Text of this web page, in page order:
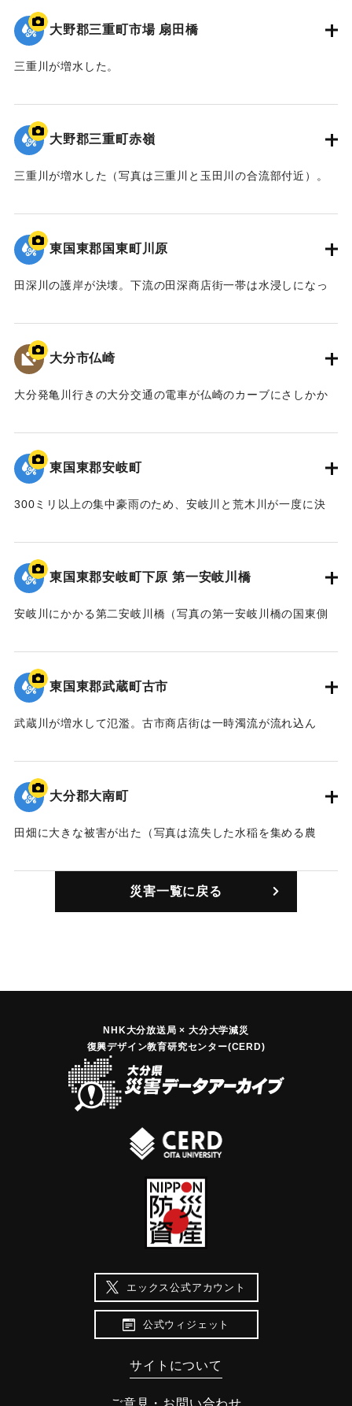
大野郡三重町市場 扇田橋
三重川が増水した。
｜固有コード:00679007
大野郡三重町赤嶺
三重川が増水した（写真は三重川と玉田川の合流部付近）。
｜固有コード:00679008
東国東郡国東町川原
田深川の護岸が決壊。下流の田深商店街一帯は水浸しになっ
った。写真は住宅のすぐ側まで護岸が削られた様子（国東町
内で撮影）。
【出典：大分合同新聞 1961年10月28日朝刊6面】
大分市仏崎
大分発亀川行きの大分交通の電車が仏崎のカーブにさしかか
100立方メートルにわたって崩れ落ちた。車両の前方の一部を
残して電車は埋まったため、乗客70人中、死者31人、重軽傷
者36人を出した。
｜固有コード:00679001
東国東郡安岐町
300ミリ以上の集中豪雨のため、安岐川と荒木川が一度に決
床上浸水した。
｜固有コード:00679002
東国東郡安岐町下原 第一安岐川橋
安岐川にかかる第二安岐川橋（写真の第一安岐川橋の国東側
｜固有コード:
東国東郡武蔵町古市
武蔵川が増水して氾濫。古市商店街は一時濁流が流れ込ん
近くの国東警察署武蔵駐在所前の県道に重なって倒壊した。
【出典：大分合同新聞 1961年10月28日朝刊5面】
｜固有コード: 00679004
大分郡大南町
田畑に大きな被害が出た（写真は流失した水稲を集める農
災害一覧に戻る
NHK大分放送局 × 大分大学減災
復興デザイン教育研究センター(CERD)
エックス公式アカウント
公式ウィジェット
サイトについて
ご意見・お問い合わせ